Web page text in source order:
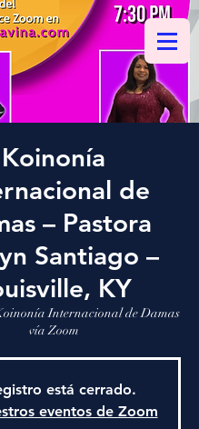
Koinonía
de
– Pastora
Santiago –
KY
Internacional de Damas
vía Zoom
está cerrado.
eventos de Zoom